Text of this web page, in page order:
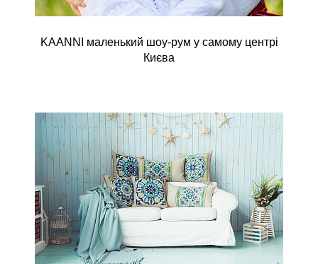
KAANNI маленький шоу-рум у самому центрі
Києва